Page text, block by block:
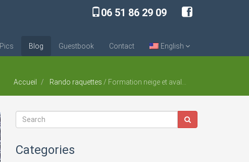
06 51 86 29 09
Pics Blog Guestbook Contact English
Accueil Rando raquettes / Formation neige et avalanche avec l’Anena, 2 jours de montagne !
Categories